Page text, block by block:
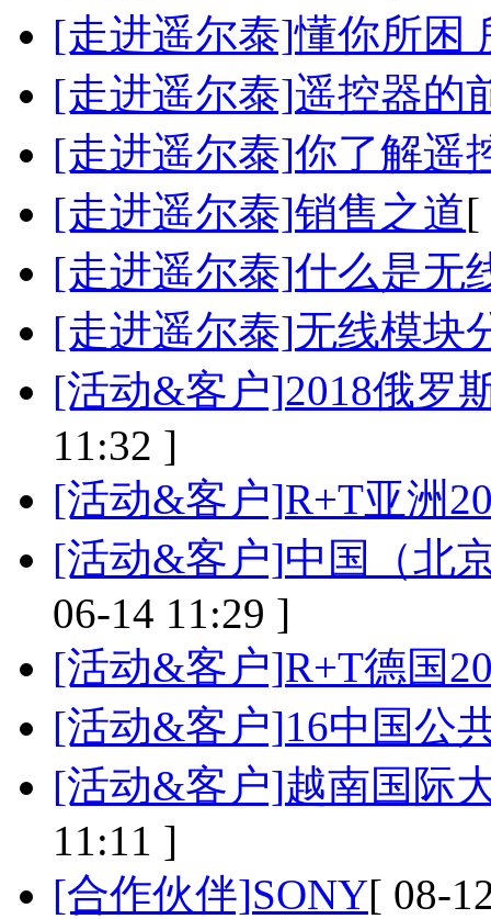
[走进遥尔泰]懂你所困
[走进遥尔泰]遥控器的
[走进遥尔泰]你了解遥
[走进遥尔泰]销售之道[
[走进遥尔泰]什么是无
[走进遥尔泰]无线模块
[活动&客户]2018俄罗
11:32 ]
[活动&客户]R+T亚洲
[活动&客户]中国（北
06-14 11:29 ]
[活动&客户]R+T德国
[活动&客户]16中国公
[活动&客户]越南国际
11:11 ]
[合作伙伴]SONY[ 08-